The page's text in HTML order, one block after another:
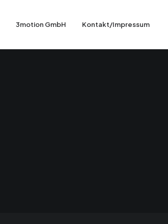
3motion GmbH Kontakt/Impressum